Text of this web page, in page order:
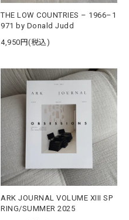
THE LOW COUNTRIES – 1966–1
971 by Donald Judd
4,950円(税込)
ARK JOURNAL VOLUME XIII SP
RING/SUMMER 2025